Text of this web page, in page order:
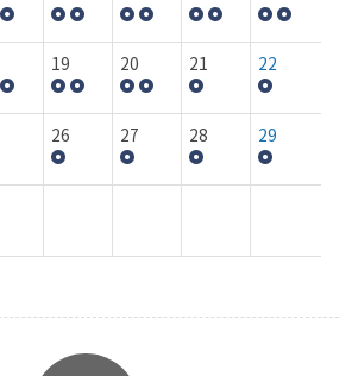
19 20 21 22
26 27 28 29